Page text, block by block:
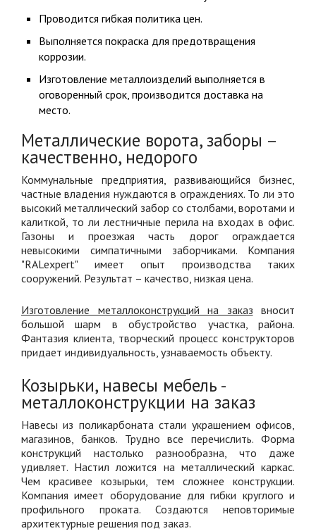
Проводится гибкая политика цен.
Выполняется покраска для предотвращения
коррозии.
Изготовление металлоизделий выполняется в
оговоренный срок, производится доставка на
место.
Металлические ворота, заборы –
качественно, недорого
Коммунальные предприятия, развивающийся бизнес,
частные владения нуждаются в ограждениях. То ли это
высокий металлический забор со столбами, воротами и
калиткой, то ли лестничные перила на входах в офис.
Газоны и проезжая часть дорог ограждается
невысокими симпатичными заборчиками. Компания
"RALexpert" имеет опыт производства таких
сооружений. Результат – качество, низкая цена.
Изготовление металлоконструкций на заказ вносит
большой шарм в обустройство участка, района.
Фантазия клиента, творческий процесс конструкторов
придает индивидуальность, узнаваемость объекту.
Козырьки, навесы мебель -
металлоконструкции на заказ
Навесы из поликарбоната стали украшением офисов,
магазинов, банков. Трудно все перечислить. Форма
конструкций настолько разнообразна, что даже
удивляет. Настил ложится на металлический каркас.
Чем красивее козырьки, тем сложнее конструкции.
Компания имеет оборудование для гибки круглого и
профильного проката. Создаются неповторимые
архитектурные решения под заказ.